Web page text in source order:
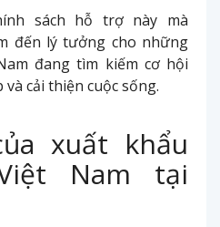
sách hỗ trợ này mà
đến lý tưởng cho những
đang tìm kiếm cơ hội
cải thiện cuộc sống.
xuất khẩu
Nam tại